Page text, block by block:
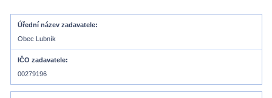
Úřední název zadavatele
Obec Lubník
IČO zadavatele
00279196